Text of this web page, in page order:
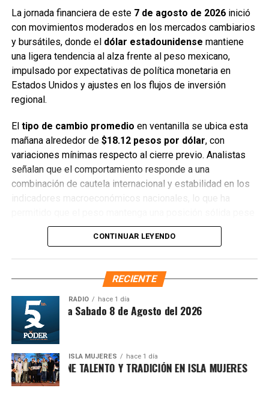
La combinación de un dólar estable y un mercado
accionario en ascenso genera un ambiente favorable para
los inversionistas, quienes observan una semana con
menor presión externa y mejores expectativas de
rendimiento.
Fuente: 5to Poder Agencia de Noticias
Recibe las noticias al instante
Únete al canal oficial de WhatsApp de
Quinto Poder
y recibe las noticias más
en tu teléfono.
Unirme al canal de WhatsApp
La jornada financiera de este 7 de agosto de 2026inició
con movimientos moderados en los mercados cambiarios
y bursátiles, donde el dólar estadounidense mantiene
una ligera tendencia al alza frente al peso mexicano,
impulsado por expectativas de política monetaria en
Estados Unidos y ajustes en los flujos de inversión
regional.
El tipo de cambio promedio en ventanilla se ubica esta
mañana alrededor de $18.12 pesos por dólar, con
variaciones mínimas respecto al cierre previo. Analistas
señalan que el comportamiento responde a una
combinación de cautela internacional y estabilidad en los
indicadores macroeconómicos nacionales, lo que ha
a la presión externa.
Cotización Bancaria
Tipo de Cambio— Citibanamex: $18.30
Mercado Cambiario
Precio del Dólar— Santander: $18.22
Bancos de México
CONTINUAR LEYENDO
RECIENTE
RADIO hace 1 día
Síntesis Matutina Sabado 8 de Agosto del 2026
ISLA MUJERES hace 1 día
2026 REÚNE TALENTO Y TRADICIÓN EN ISLA MUJERES